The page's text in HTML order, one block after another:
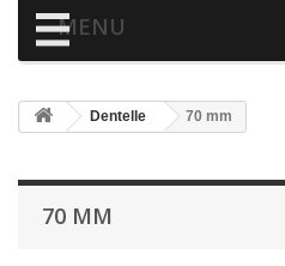
MENU
Dentelle 70 mm
70 MM